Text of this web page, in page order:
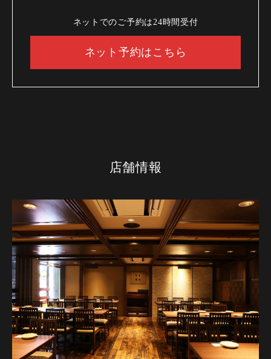
ネットでのご予約は24時間受付
ネット予約はこちら
店舗情報